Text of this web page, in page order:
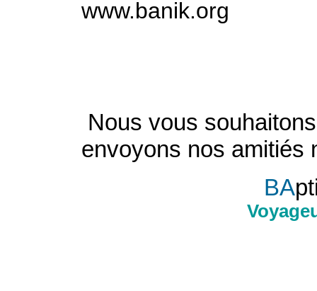
www.banik.org
Nous vous
envoyons nos amitiés
BA